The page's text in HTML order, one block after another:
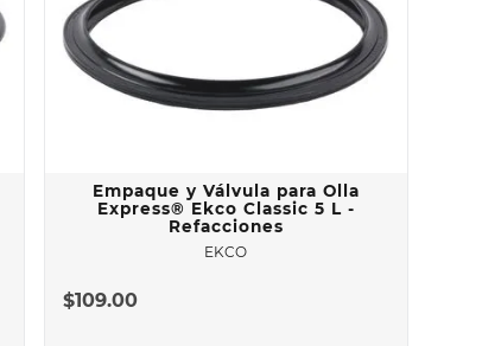
Empaque y Válvula para Olla
Express® Ekco Classic 5 L -
Refacciones
EKCO
$109.00